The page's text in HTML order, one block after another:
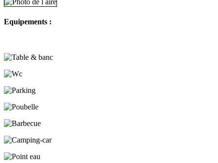
Equipements :